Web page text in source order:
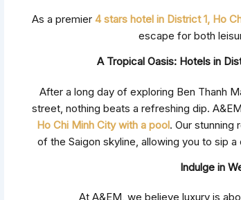
As a premier 4 stars hotel in District 1, Ho
escape for both
A Tropical Oasis: Hotels in
After a long day of exploring Ben Thanh
street, nothing beats a refreshing dip.
Ho Chi Minh City with a pool. Our stunning
of the Saigon skyline, allowing you to sip
Indulge in
At A&EM, we believe luxury is